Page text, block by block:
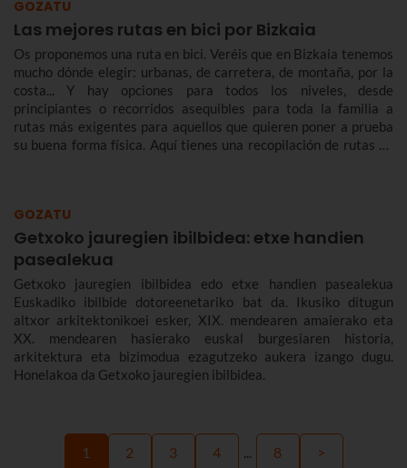
GOZATU
Las mejores rutas en bici por Bizkaia
Os proponemos una ruta en bici. Veréis que en Bizkaia tenemos
mucho dónde elegir: urbanas, de carretera, de montaña, por la
costa... Y hay opciones para todos los niveles, desde
principiantes o recorridos asequibles para toda la familia a
rutas más exigentes para aquellos que quieren poner a prueba
su buena forma física. Aquí tienes una recopilación de rutas en
GOZATU
Getxoko jauregien ibilbidea: etxe handien
pasealekua
Getxoko jauregien ibilbidea edo etxe handien pasealekua
Euskadiko ibilbide dotoreenetariko bat da. Ikusiko ditugun
altxor arkitektonikoei esker, XIX. mendearen amaierako eta
XX. mendearen hasierako euskal burgesiaren historia,
arkitektura eta bizimodua ezagutzeko aukera izango dugu.
Honelakoa da Getxoko jauregien ibilbidea.
1 2 3 4 ... 8 >